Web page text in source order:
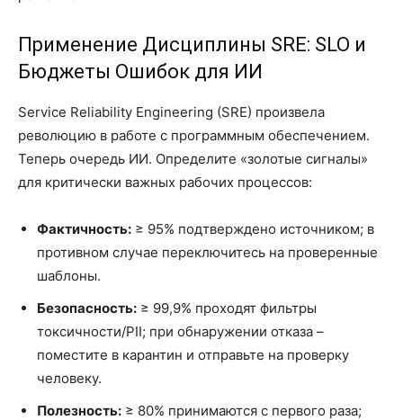
Применение Дисциплины SRE: SLO и
Бюджеты Ошибок для ИИ
Service Reliability Engineering (SRE) произвела
революцию в работе с программным обеспечением.
Теперь очередь ИИ. Определите «золотые сигналы»
для критически важных рабочих процессов:
Фактичность: ≥ 95% подтверждено источником; в
противном случае переключитесь на проверенные
шаблоны.
Безопасность: ≥ 99,9% проходят фильтры
токсичности/PII; при обнаружении отказа –
поместите в карантин и отправьте на проверку
человеку.
Полезность: ≥ 80% принимаются с первого раза;